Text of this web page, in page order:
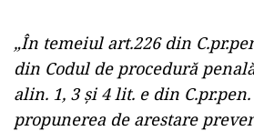
„În temeiul art.226 din
din Codul de procedură
alin. 1, 3 şi 4 lit. e din
propunerea de arestare